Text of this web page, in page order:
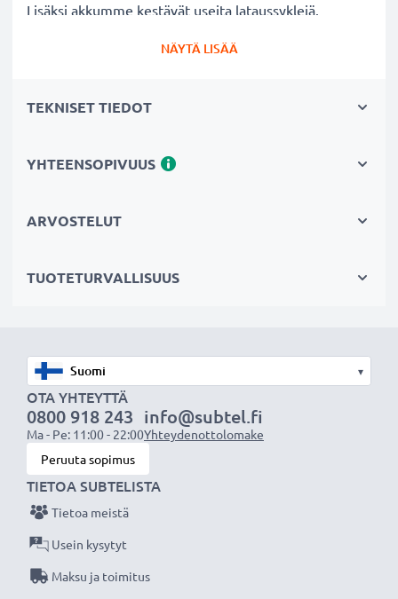
Lisäksi akkumme kestävät useita lataussyklejä.
kokonaan korkeimmat EU-standardit ja enemmänkin -
Kestävä valinta
vaihtoakuksi alkuperäisen akun sijaan tai myös vara-
NÄYTÄ LISÄÄ
TEKNISET TIEDOT
YHTEENSOPIVUUS
ARVOSTELUT
TUOTETURVALLISUUS
▾
OTA YHTEYTTÄ
0800 918 243
Ma - Pe: 11:00 - 22:00
info@subtel.fi
Yhteydenottolomake
Peruuta sopimus
TIETOA SUBTELISTA
Tietoa meistä
Usein kysytyt
Maksu ja toimitus